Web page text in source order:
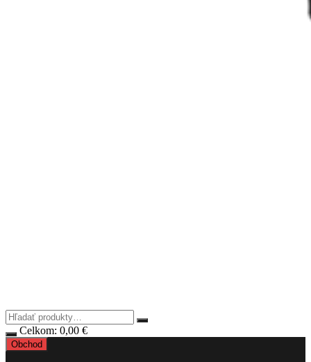
Celkom: 0,00 €
Obchod